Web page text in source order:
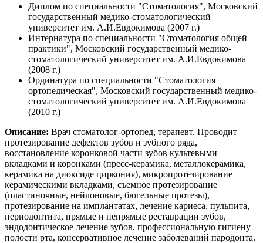
Диплом по специальности "Стоматология", Московский
государственный медико-стоматологический
университет им. А.И.Евдокимова (2007 г.)
Интернатура по специальности "Стоматология общей
практики", Московский государственный медико-
стоматологический университет им. А.И.Евдокимова
(2008 г.)
Ординатура по специальности "Стоматология
ортопедическая", Московский государственный медико-
стоматологический университет им. А.И.Евдокимова
(2010 г.)
Описание: Врач стоматолог-ортопед, терапевт. Проводит
протезирование дефектов зубов и зубного ряда,
восстановление коронковой части зубов культевыми
вкладками и коронками (пресс-керамика, металлокерамика,
керамика на диоксиде циркония), микропротезирование
керамическими вкладками, съемное протезирование
(пластиночные, нейлоновые, бюгельные протезы),
протезирование на имплантатах, лечение кариеса, пульпита,
периодонтита, прямые и непрямые реставрации зубов,
эндодонтическое лечение зубов, профессиональную гигиену
полости рта, консервативное лечение заболеваний пародонта.